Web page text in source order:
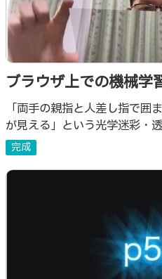
ブラウザ上での機械学
ラクティブな「透明
「両手の親指と人差し指で囲
が見える」という光学迷彩・
カメラ画像に対する機械学習
画で実装しました
完成